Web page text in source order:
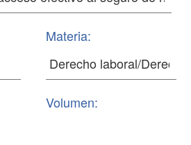
Materia:
Volumen: